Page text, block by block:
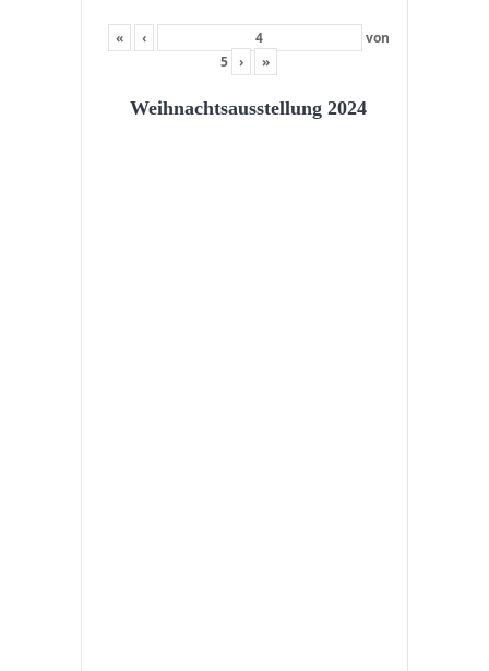
« ‹
von
5 › »
Weihnachtsausstellung 2024